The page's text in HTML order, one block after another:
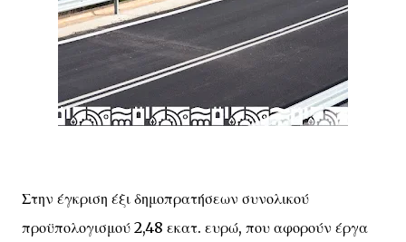
Στην έγκριση έξι δημοπρατήσεων συνολικού
προϋπολογισμού 2,48 εκατ. ευρώ, που αφορούν έργα